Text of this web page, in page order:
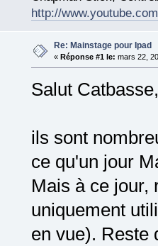
http://
Re: Mainstage pour Ipad
« Réponse #1 le: mars 22,
Salut Catbasse,
ils sont
ce qu'un jour
Mais à ce jour,
uniquement
en vue). Reste